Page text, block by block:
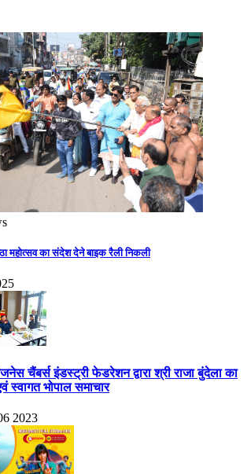
महोत्सव का संदेश देने बाइक रैली निकली
चैंबर्स इंडस्ट्री फेडरेशन द्वारा श्री राजा बुंदेला का
स्वागत भोपाल समाचार
2023